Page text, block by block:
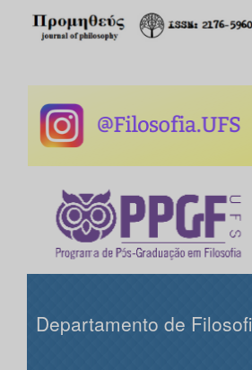
Departamento de